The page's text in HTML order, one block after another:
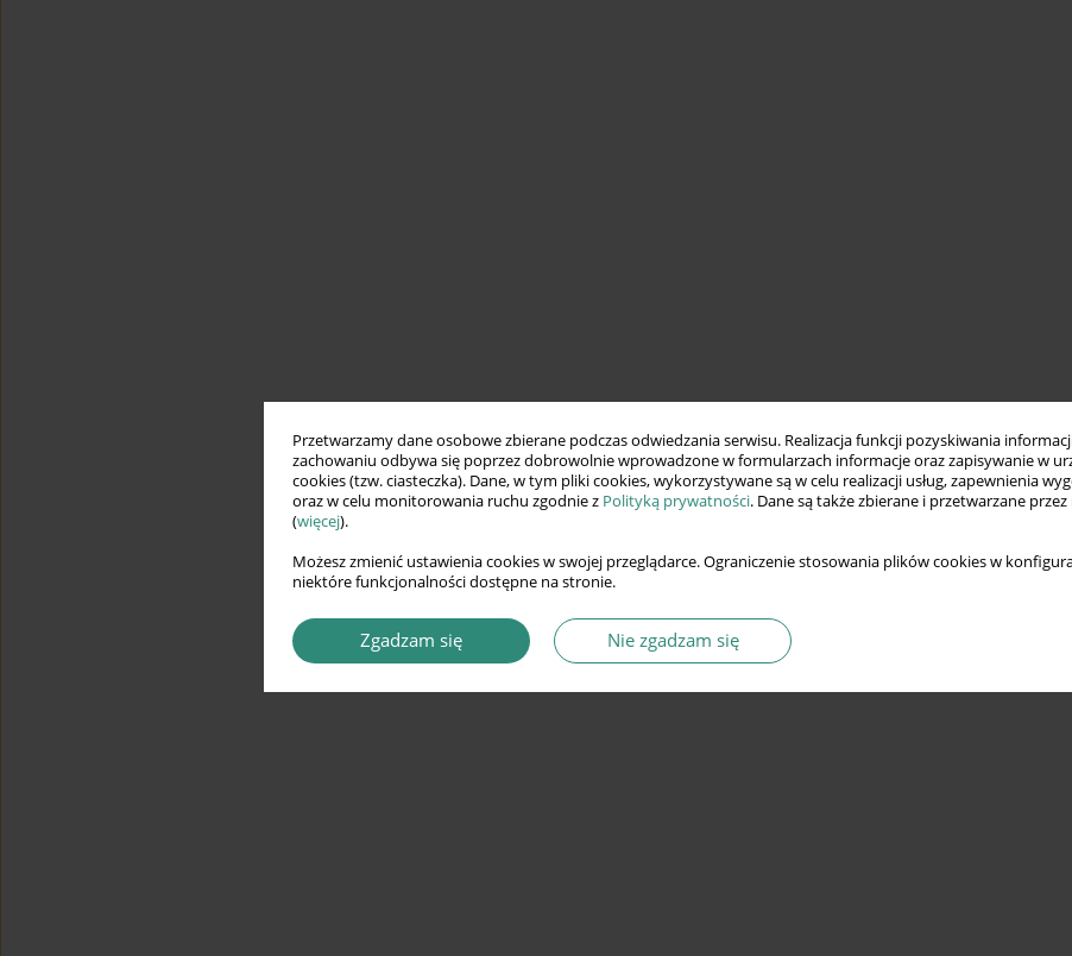
Przetwarzamy dane osobowe zbierane podczas odwiedzania serwisu. Realizacja funkcji pozyskiwania
zachowaniu odbywa się poprzez dobrowolnie wprowadzone w formularzach informacje oraz zapisywanie w
cookies (tzw. ciasteczka). Dane, w tym pliki cookies, wykorzystywane są w celu realizacji usług, zapewnienia
oraz w celu monitorowania ruchu zgodnie z Polityką prywatności. Dane są także zbierane i przetwarzane
(więcej).
Możesz zmienić ustawienia cookies w swojej przeglądarce. Ograniczenie stosowania plików cookies w
niektóre funkcjonalności dostępne na stronie.
Zgadzam się Nie zgadzam się